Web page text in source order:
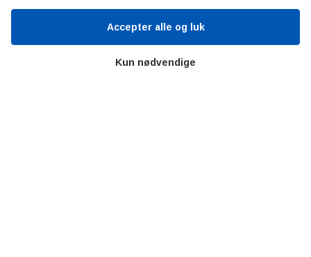
Værd at besøge
Kun nødvendige
Accepter alle og luk